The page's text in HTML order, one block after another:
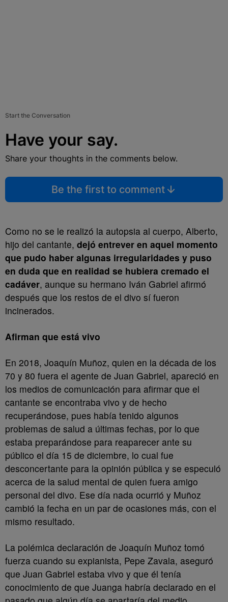
Start the Conversation
Have your say.
Share your thoughts in the comments below.
Be the first to comment
Como no se le realizó la autopsia al cuerpo, Alberto,
hijo del cantante, dejó entrever en aquel momento
que pudo haber algunas irregularidades y puso
en duda que en realidad se hubiera cremado el
cadáver, aunque su hermano Iván Gabriel afirmó
después que los restos de el divo sí fueron
incinerados.
Afirman que está vivo
En 2018, Joaquín Muñoz, quien en la década de los
70 y 80 fuera el agente de Juan Gabriel, apareció en
los medios de comunicación para afirmar que el
cantante se encontraba vivo y de hecho
recuperándose, pues había tenido algunos
problemas de salud a últimas fechas, por lo que
estaba preparándose para reaparecer ante su
público el día 15 de diciembre, lo cual fue
desconcertante para la opinión pública y se especuló
acerca de la salud mental de quien fuera amigo
personal del divo. Ese día nada ocurrió y Muñoz
cambió la fecha en un par de ocasiones más, con el
mismo resultado.
La polémica declaración de Joaquín Muñoz tomó
fuerza cuando su expianista, Pepe Zavala, aseguró
que Juan Gabriel estaba vivo y que él tenía
conocimiento de que Juanga habría declarado en el